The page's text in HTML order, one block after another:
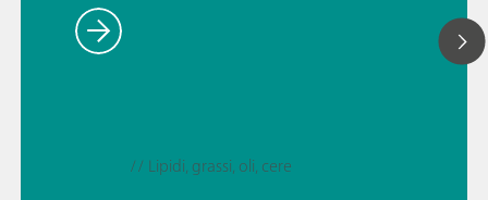
// Lipidi, grassi, oli, cere